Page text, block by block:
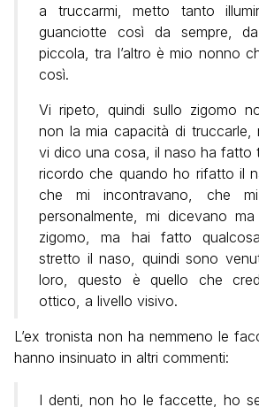
a truccarmi, metto tanto
guanciotte così da sempre,
piccola, tra l’altro è mio nonno
così.
Vi ripeto, quindi sullo zigomo
non la mia capacità di truccarle,
vi dico una cosa, il naso ha fatto
ricordo che quando ho rifatto il
che mi incontravano, che mi
personalmente, mi dicevano
zigomo, ma hai fatto
stretto il naso, quindi sono
loro, questo è quello che
ottico, a livello visivo.
L’ex tronista non ha nemmeno le
hanno insinuato in altri commenti:
I denti, non ho le faccette, ho